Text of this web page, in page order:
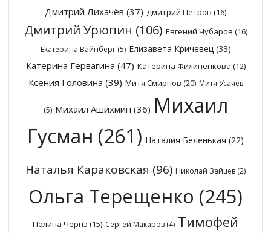
Дмитрий Лихачёв (37) Дмитрий Петров (16)
Дмитрий Урюпин (106) Евгений Чубаров (16)
Екатерина Вайнберг(5) Елизавета Кричевец(33)
Катерина Гервагина (47) Катерина Филипенкова (12)
Ксения Головина (39) Митя Смирнов (20) Митя Усачёв
(5) Михаил Ашихмин (36) Михаил
Гусман (261) Наталия Беленькая (22)
Наталья Караковская (96) Николай Зайцев (2)
Ольга Терещенко (245)
Полина Чернэ (15) Сергей Макаров (4) Тимофей